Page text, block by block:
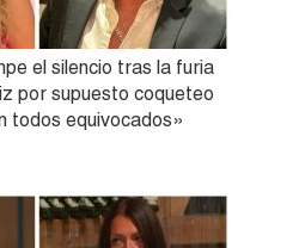
el silencio tras la furia
por supuesto coqueteo
todos equivocados»